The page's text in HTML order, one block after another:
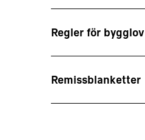
Regler för bygglov
Remissblanketter